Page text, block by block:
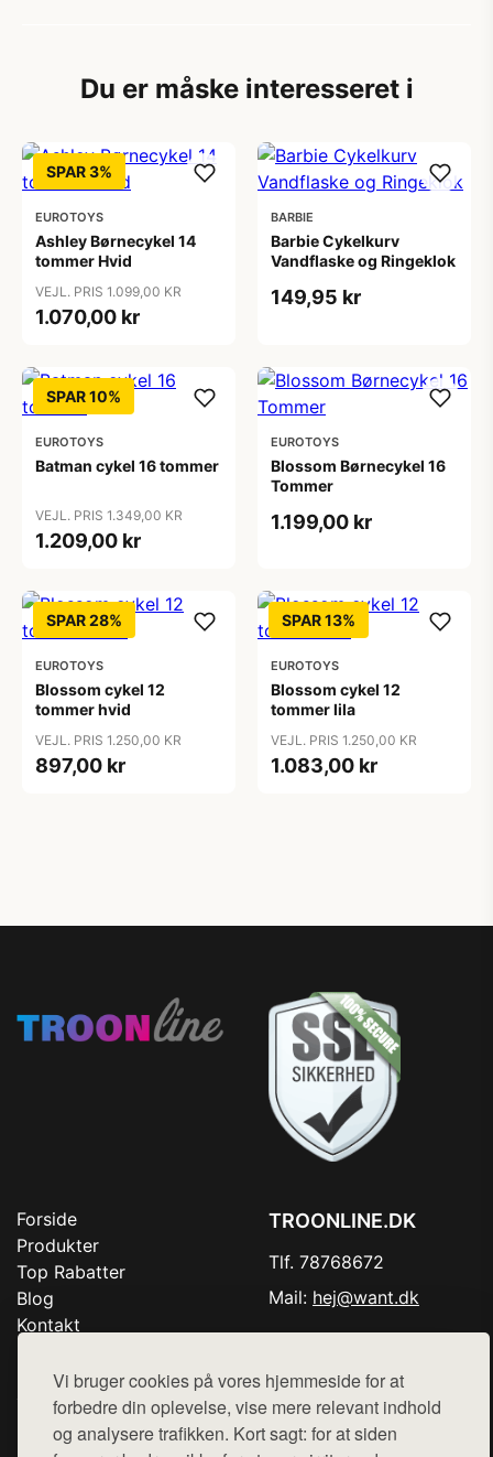
Vi bruger cookies på vores hjemmeside for at
forbedre din oplevelse, vise mere relevant indhold
og analysere trafikken. Kort sagt: for at siden
Du er måske interesseret i
SPAR 3%
EUROTOYS
Ashley Børnecykel 14
tommer Hvid
VEJL. PRIS 1.099,00 KR
1.070,00 kr
BARBIE
Barbie Cykelkurv
Vandflaske og Ringeklok
149,95 kr
SPAR 10%
EUROTOYS
Batman cykel 16 tommer
VEJL. PRIS 1.349,00 KR
1.209,00 kr
EUROTOYS
Blossom Børnecykel 16
Tommer
1.199,00 kr
SPAR 28%
EUROTOYS
Blossom cykel 12
tommer hvid
VEJL. PRIS 1.250,00 KR
897,00 kr
SPAR 13%
EUROTOYS
Blossom cykel 12
tommer lila
VEJL. PRIS 1.250,00 KR
1.083,00 kr
Forside
Produkter
Top Rabatter
Blog
Kontakt
TROONLINE.DK
Tlf. 78768672
Mail: hej@want.dk
Denne side er en del af want.dk, der udgiver en række